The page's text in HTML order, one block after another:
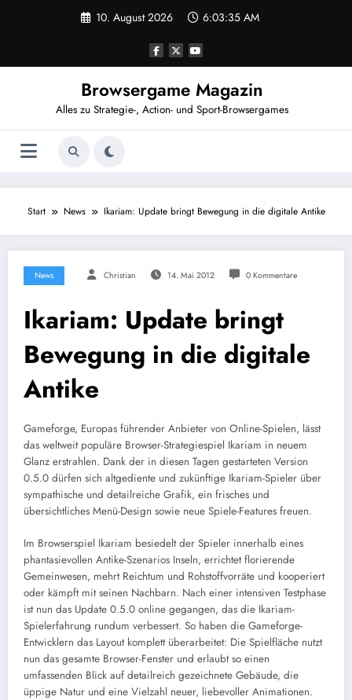
10. August 2026 6:03:36 AM
Browsergame Magazin
Alles zu Strategie-, Action- und Sport-Browsergames
Start News Ikariam: Update bringt Bewegung in die digitale Antike
News Christian 14. Mai 2012 0 Kommentare
Ikariam: Update bringt
Bewegung in die digitale
Antike
Gameforge, Europas führender Anbieter von Online-Spielen, lässt
das weltweit populäre Browser-Strategiespiel Ikariam in neuem
Glanz erstrahlen. Dank der in diesen Tagen gestarteten Version
0.5.0 dürfen sich altgediente und zukünftige Ikariam-Spieler über
sympathische und detailreiche Grafik, ein frisches und
übersichtliches Menü-Design sowie neue Spiele-Features freuen.
Im Browserspiel Ikariam besiedelt der Spieler innerhalb eines
phantasievollen Antike-Szenarios Inseln, errichtet florierende
Gemeinwesen, mehrt Reichtum und Rohstoffvorräte und kooperiert
oder kämpft mit seinen Nachbarn. Nach einer intensiven Testphase
ist nun das Update 0.5.0 online gegangen, das die Ikariam-
Spielerfahrung rundum verbessert. So haben die Gameforge-
Entwicklern das Layout komplett überarbeitet: Die Spielfläche nutzt
nun das gesamte Browser-Fenster und erlaubt so einen
umfassenden Blick auf detailreich gezeichnete Gebäude, die
üppige Natur und eine Vielzahl neuer, liebevoller Animationen.